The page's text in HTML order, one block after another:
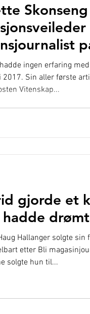
ingen erfaring
2017. Sin aller første
Vitenskap...
gjorde et
hadde
Hallanger solgte sin
etter Bli
solgte hun til...